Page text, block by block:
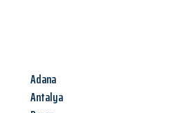
Adana
Antalya